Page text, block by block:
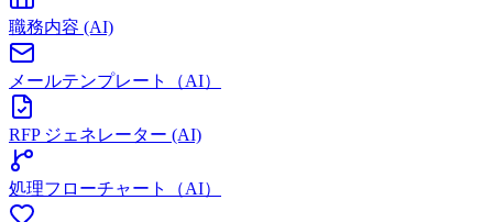
職務内容 (AI)
メールテンプレート（AI）
RFP ジェネレーター (AI)
処理フローチャート（AI）